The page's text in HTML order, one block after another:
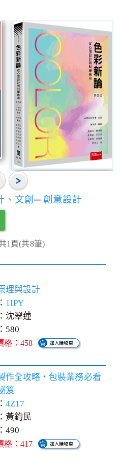
、文創─ 創意設計
1頁(共8筆)
理與設計
1IPY
沈翠蓮
580
格：458
作全攻略‧包裝業務必看
笈
4Z17
黃鈞民
490
格：417